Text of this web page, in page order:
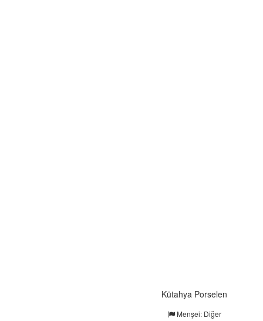
Kütahya Porselen
Menşei: Diğer